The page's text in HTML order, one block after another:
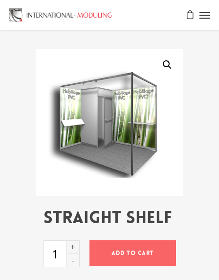
STRAIGHT SHELF
STRAIGHT
SHELF
ADD TO CART